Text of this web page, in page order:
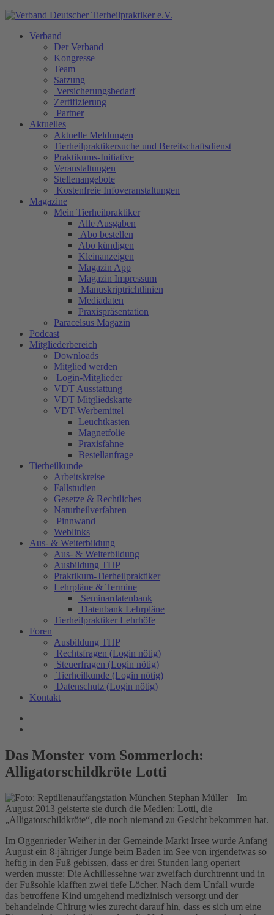
Verband
Der Verband
Kongresse
Team
Satzung
Versicherungsbedarf
Zertifizierung
Partner
Aktuelles
Aktuelle Meldungen
Tierheilpraktikersuche und Bereitschaftsdienst
Praktikums-Initiative
Veranstaltungen
Stellenangebote
Kostenfreie Infoveranstaltungen
Magazine
Mein Tierheilpraktiker
Alle Ausgaben
Abo bestellen
Abo kündigen
Kleinanzeigen
Magazin App
Magazin Impressum
Manuskriptrichtlinien
Mediadaten
Praxispräsentation
Paracelsus Magazin
Podcast
Mitgliederbereich
Downloads
Mitglied werden
Login-Mitglieder
VDT Ausstattung
VDT Mitgliedskarte
VDT-Werbemittel
Leuchtkasten
Magnetfolie
Praxisfahne
Bestellanfrage
Tierheilkunde
Arbeitskreise
Fallstudien
Gesetze & Rechtliches
Naturheilverfahren
Pinnwand
Weblinks
Aus- & Weiterbildung
Aus- & Weiterbildung
Ausbildung THP
Praktikum-Tierheilpraktiker
Lehrpläne & Termine
Seminardatenbank
Datenbank Lehrpläne
Tierheilpraktiker Lehrhöfe
Foren
Ausbildung THP
Rechtsfragen (Login nötig)
Steuerfragen (Login nötig)
Tierheilkunde (Login nötig)
Datenschutz (Login nötig)
Kontakt
Das Monster vom Sommerloch:
Alligatorschildkröte Lotti
Im
August 2013 geisterte sie durch die Medien: Lotti, die
„Alligatorschildkröte“, die noch niemand zu Gesicht bekommen hat.
Im Oggenrieder Weiher in der Gemeinde Markt Irsee wurde Anfang
August ein 8-jähriger Junge beim Baden im See von irgendetwas so
heftig in den Fuß gebissen, dass er drei Stunden lang operiert
werden musste: Die Achillessehne war zweifach durchtrennt und in
der Fußsohle klafften zwei tiefe Löcher. Nach dem Unfall wurde
das betroffene Kind umgehend medizinisch versorgt und der
behandelnde Chirurg wies zurecht darauf hin, dass es sich um eine